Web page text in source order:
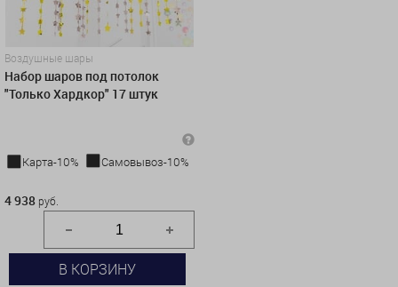
Воздушные шары
Набор шаров под потолок
"Только Хардкор" 17 штук
Карта-10%
Самовывоз-10%
4 938 руб.
В КОРЗИНУ